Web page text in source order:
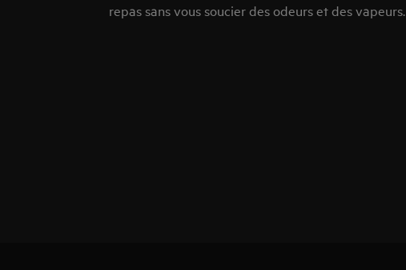
repas sans vous soucier des odeurs et des vapeurs.